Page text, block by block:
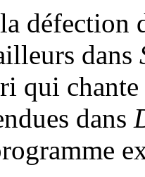
défection
dans
qui chante
dans